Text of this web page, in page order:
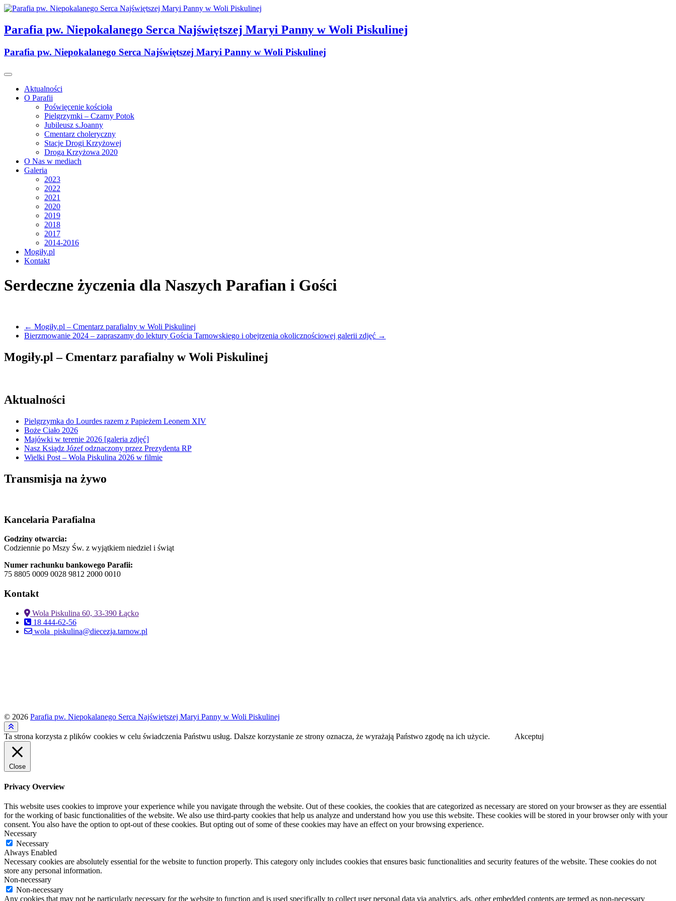
Skip
content
Parafia pw. Niepokalanego Serca Najświętszej Maryi Panny w Woli Piskulinej
Parafia pw. Niepokalanego Serca Najświętszej Maryi Panny w Woli Piskulinej
Aktualności
O Parafii
Poświęcenie kościoła
Pielgrzymki – Czarny Potok
Jubileusz s.Joanny
Cmentarz choleryczny
Stacje Drogi Krzyżowej
Droga Krzyżowa 2020
O Nas w mediach
Galeria
2023
2022
2021
2020
2019
2018
2017
2014-2016
Mogiły.pl
Kontakt
Serdeczne życzenia dla Naszych Parafian i Gości
← Mogiły.pl – Cmentarz parafialny w Woli Piskulinej
Bierzmowanie 2024 – zapraszamy do lektury Gościa Tarnowskiego i obejrzenia okolicznościowej galerii zdjęć →
Mogiły.pl – Cmentarz parafialny w Woli Piskulinej
Aktualności
Pielgrzymka do Lourdes razem z Papieżem Leonem XIV
Boże Ciało 2026
Majówki w terenie 2026 [galeria zdjęć]
Nasz Ksiądz Józef odznaczony przez Prezydenta RP
Wielki Post – Wola Piskulina 2026 w filmie
Transmisja na żywo
Kancelaria Parafialna
Godziny otwarcia:
Codziennie po Mszy Św. z wyjątkiem niedziel i świąt
Numer rachunku bankowego Parafii:
75 8805 0009 0028 9812 2000 0010
Kontakt
Wola Piskulina 60, 33-390 Łącko
18 444-62-56
wola_piskulina@diecezja.tarnow.pl
© 2026 Parafia pw. Niepokalanego Serca Najświętszej Maryi Panny w Woli Piskulinej
Ta strona korzysta z plików cookies w celu świadczenia Państwu usług. Dalsze korzystanie ze strony oznacza, że wyrażają Państwo zgodę na ich użycie. Akceptuj
Close
Privacy Overview
This website uses cookies to improve your experience while you navigate through the website. Out of these cookies, the cookies that are categorized as necessary are stored on your browser as they are essential
for the working of basic functionalities of the website. We also use third-party cookies that help us analyze and understand how you use this website. These cookies will be stored in your browser only with your
consent. You also have the option to opt-out of these cookies. But opting out of some of these cookies may have an effect on your browsing experience.
Necessary
Necessary
Always Enabled
Necessary cookies are absolutely essential for the website to function properly. This category only includes cookies that ensures basic functionalities and security features of the website. These cookies do not
store any personal information.
Non-necessary
Non-necessary
Any cookies that may not be particularly necessary for the website to function and is used specifically to collect user personal data via analytics, ads, other embedded contents are termed as non-necessary